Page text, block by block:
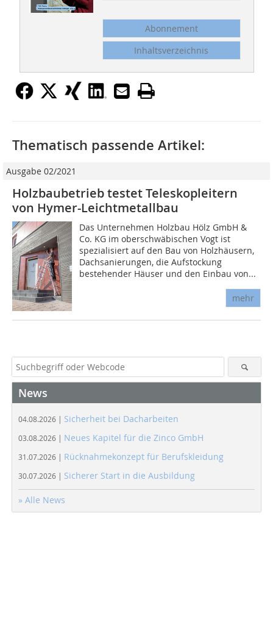
Abonnement
Inhaltsverzeichnis
Thematisch passende Artikel:
Ausgabe 02/2021
Holzbaubetrieb testet Teleskopleitern
von Hymer-Leichtmetallbau
Das Unternehmen Holzbau Hölz GmbH &
Co. KG im oberschwäbischen Vogt ist
spezialisiert auf den Bau von Holzhäusern,
Dachsanierungen, die Aufstockung
bestehender Häuser und den Einbau von...
mehr
News
04.08.2026 | Sicherheit bei Dacharbeiten
03.08.2026 | Neues Kapitel für die Zinco GmbH
31.07.2026 | Rücknahmekonzept für Berufskleidung
30.07.2026 | Sicherer Start in die Ausbildung
» Alle News